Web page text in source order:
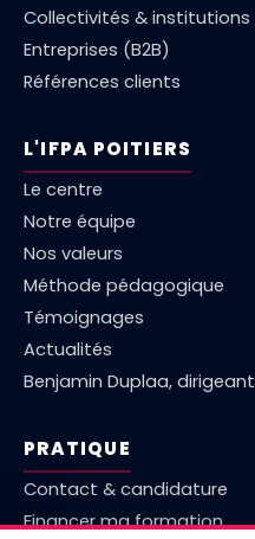
Collectivités & institutions
Entreprises (B2B)
Références clients
L'IFPA POITIERS
Le centre
Notre équipe
Nos valeurs
Méthode pédagogique
Témoignages
Actualités
Benjamin Duplaa, dirigeant
PRATIQUE
Contact & candidature
Financer ma formation